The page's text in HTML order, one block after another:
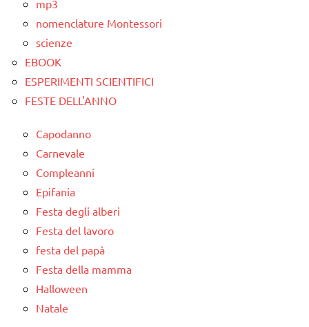
PRATICA
mp3
nomenclature Montessori
scienze
EBOOK
ESPERIMENTI SCIENTIFICI
FESTE DELL'ANNO
Capodanno
Carnevale
Compleanni
Epifania
Festa degli alberi
Festa del lavoro
festa del papà
Festa della mamma
Halloween
Natale